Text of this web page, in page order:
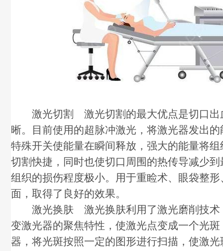
激光切割 激光切割的最大优点是切口出
晰。目前使用的超脉冲激光，将激光器发出
特殊开关使能量在瞬间释放，强大的能量将
切割快捷，同时也使切口周围的热传导减少
组织的损伤程度极小。用于重睑术、眼袋整
面，取得了良好的效果。
激光换肤 激光换肤利用了激光磨削技术
变激光器的聚焦特性，使激光点变成一个光
器，将光斑按照一定的图形进行扫描，使激